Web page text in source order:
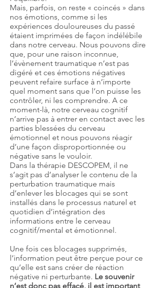
Mais, parfois, on reste « coincés » dans
nos émotions, comme si les
expériences douloureuses du passé
étaient imprimées de façon indélébile
dans notre cerveau. Nous pouvons dire
que, pour une raison inconnue,
l’évènement traumatique n’est pas
digéré et ces émotions négatives
peuvent refaire surface à n’importe
quel moment sans que l’on puisse les
contrôler, ni les comprendre. A ce
moment-là, notre cerveau cognitif
n’arrive pas à entrer en contact avec les
parties blessées du cerveau
émotionnel et nous pouvons réagir
d’une façon disproportionnée ou
négative sans le vouloir.
Dans la thérapie DESCOPEM, il ne
s’agit pas d’analyser le contenu de la
perturbation traumatique mais
d’enlever les blocages qui se sont
installés dans le processus naturel et
quotidien d’intégration des
informations entre le cerveau
cognitif/mental et émotionnel.
Une fois ces blocages supprimés,
l’information peut être perçue pour ce
qu’elle est sans créer de réaction
négative ni perturbante. Le souvenir
n’est donc pas effacé, il est important